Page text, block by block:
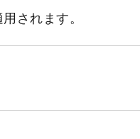
されます。